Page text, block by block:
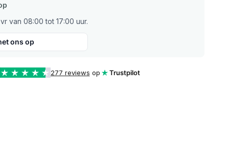
van 08:00 tot 17:00 uur.
ons op
277 reviews op Trustpilot